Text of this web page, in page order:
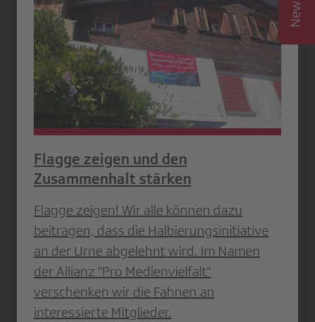
Flagge zeigen und den
Zusammenhalt stärken
Flagge zeigen! Wir alle können dazu
beitragen, dass die Halbierungsinitiative
an der Urne abgelehnt wird. Im Namen
der Allianz "Pro Medienvielfalt"
verschenken wir die Fahnen an
interessierte Mitglieder.